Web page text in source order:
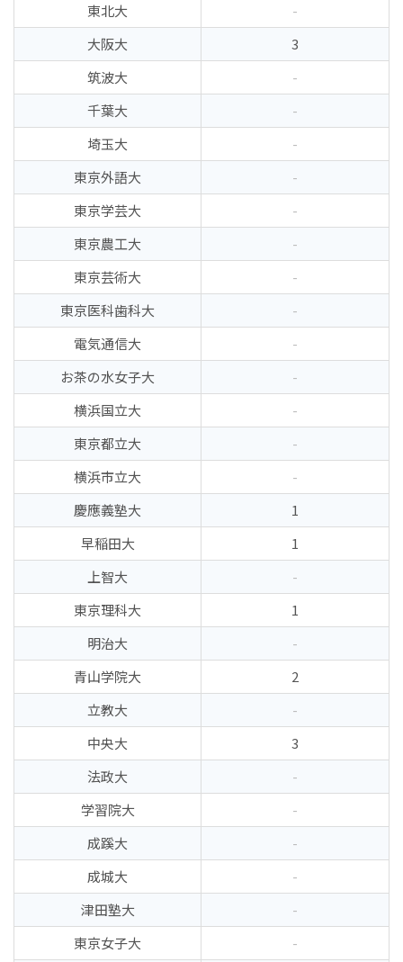
東北大
-
大阪大
3
筑波大
-
千葉大
-
埼玉大
-
東京外語大
-
東京学芸大
-
東京農工大
-
東京芸術大
-
東京医科歯科大
-
電気通信大
-
お茶の水女子大
-
横浜国立大
-
東京都立大
-
横浜市立大
-
慶應義塾大
1
早稲田大
1
上智大
-
東京理科大
1
明治大
-
青山学院大
2
立教大
-
中央大
3
法政大
-
学習院大
-
成蹊大
-
成城大
-
津田塾大
-
東京女子大
-